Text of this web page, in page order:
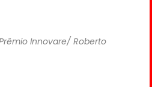
Innovare/ Roberto